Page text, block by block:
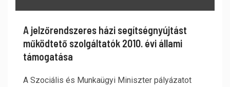
A jelzőrendszeres házi segítségnyújtást
működtető szolgáltatók 2010. évi állami
támogatása
A Szociális és Munkaügyi Miniszter pályázatot